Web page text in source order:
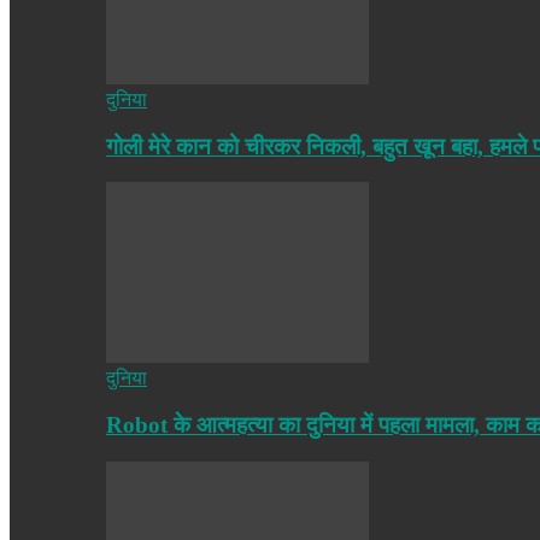
दुनिया
गोली मेरे कान को चीरकर निकली, बहुत खून बहा, हमले
दुनिया
Robot के आत्महत्या का दुनिया में पहला मामला, काम